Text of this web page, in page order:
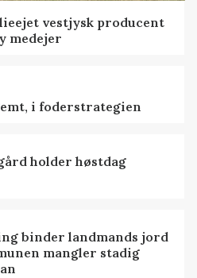
vestjysk producent
medejer
i foderstrategien
holder høstdag
binder landmands jord
mangler stadig